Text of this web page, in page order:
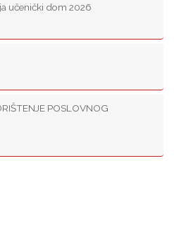
učenički dom 2026
POSLOVNOG